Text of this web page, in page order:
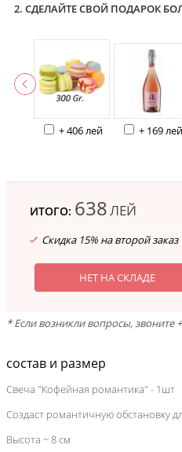
2. СДЕЛАЙТЕ СВОЙ ПОДАРОК
+ 406 лей + 169 лей
ИТОГО: 638ЛЕЙ
Скидка 15% на второй заказ
НЕТ НА СКЛАДЕ
* Если возникли вопросы, звоните
состав и размер
Свеча "Кофейная романтика" - 1шт
Создаст романтичную обстановку
Высота ~ 8 см